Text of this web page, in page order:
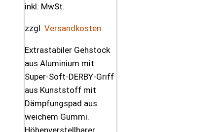
inkl. MwSt.
zzgl. Versandkosten
Extrastabiler Gehstock
aus Aluminium mit
Super-Soft-DERBY-Griff
aus Kunststoff mit
Dämpfungspad aus
weichem Gummi.
Höhenverstellbarer